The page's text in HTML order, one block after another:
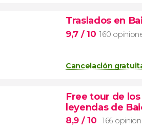
Traslados en
9,7 / 10 160
Cancelación
Free tour de
leyendas de
8,9 / 10 166